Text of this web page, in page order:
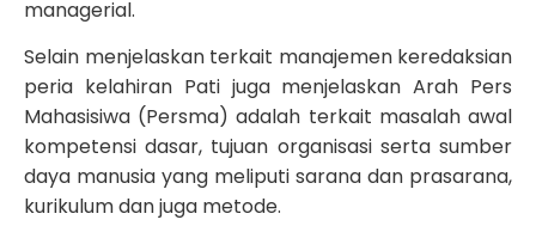
managerial.
Selain menjelaskan terkait manajemen keredaksian
peria kelahiran Pati juga menjelaskan Arah Pers
Mahasisiwa (Persma) adalah terkait masalah awal
kompetensi dasar, tujuan organisasi serta sumber
daya manusia yang meliputi sarana dan prasarana,
kurikulum dan juga metode.